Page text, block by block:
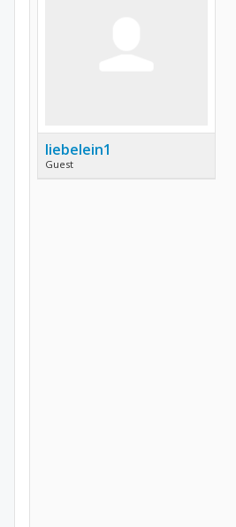
liebelein1
Guest